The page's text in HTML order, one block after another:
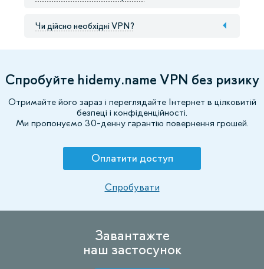
Чи дійсно необхідні VPN?
Спробуйте hidemy.name VPN без ризику
Отримайте його зараз і переглядайте Інтернет в цілковитій
безпеці і конфіденційності.
Ми пропонуємо 30-денну гарантію повернення грошей.
Оплатити доступ
Спробувати
Завантажте
наш застосунок